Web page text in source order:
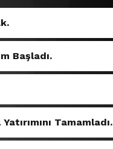
Başladı.
Tamamladı.